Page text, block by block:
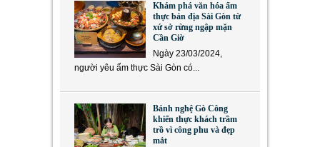
Khám phá văn hóa ẩm
thực bản địa Sài Gòn từ
xứ sở rừng ngập mặn
Cần Giờ
Ngày 23/03/2024,
người yêu ẩm thực Sài Gòn có...
Bánh nghệ Gò Công
khiến thực khách trầm
trồ vì công phu và đẹp
mắt